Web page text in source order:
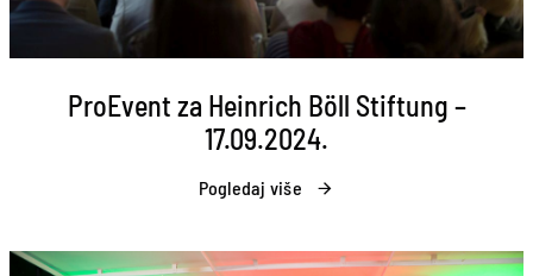
ProEvent za Heinrich Böll Stiftung –
17.09.2024.
Pogledaj više